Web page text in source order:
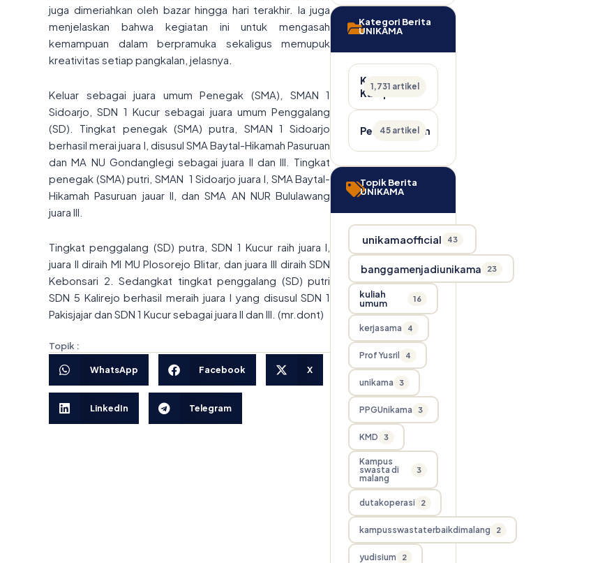
juga dimeriahkan oleh bazar hingga hari terakhir. Ia juga
menjelaskan bahwa kegiatan ini untuk mengasah
kemampuan dalam berpramuka sekaligus memupuk
kreativitas setiap pangkalan, jelasnya.
Keluar sebagai juara umum Penegak (SMA), SMAN 1
Sidoarjo, SDN 1 Kucur sebagai juara umum Penggalang
(SD). Tingkat penegak (SMA) putra, SMAN 1 Sidoarjo
berhasil merai juara I, disusul SMA Baytal-Hikamah Pasuruan
dan MA NU Gondanglegi sebagai juara II dan III. Tingkat
penegak (SMA) putri, SMAN 1 Sidoarjo juara I, SMA Baytal-
Hikamah Pasuruan jauar II, dan SMA AN NUR Bululawang
juara III.
Tingkat penggalang (SD) putra, SDN 1 Kucur raih juara I,
juara II diraih MI MU Plosorejo Blitar, dan juara III diraih SDN
Kebonsari 2. Sedangkat tingkat penggalang (SD) putri
SDN 5 Kalirejo berhasil meraih juara I yang disusul SDN 1
Pakisjajar dan SDN 1 Kucur sebagai juara II dan III. (mr.dont)
Topik :
WhatsApp Facebook X
LinkedIn Telegram
Kategori Berita
UNIKAMA
Kabar
Kampus
1,731 artikel
Pengumuman
45 artikel
Topik Berita
UNIKAMA
unikamaofficial 43
banggamenjadiunikama 23
kuliah
umum
16
kerjasama 4
Prof Yusril 4
unikama 3
PPGUnikama 3
KMD 3
Kampus
swasta di
malang
3
dutakoperasi 2
kampusswastaterbaikdimalang 2
yudisium 2